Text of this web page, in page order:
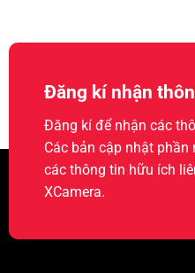
Đăng kí nhận
Đăng kí để nhận các
Các bản cập nhật
các thông tin hữu ích
XCamera.